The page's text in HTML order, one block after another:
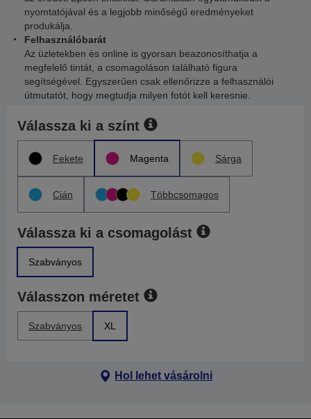
nyomtatójával és a legjobb minőségű eredményeket
produkálja.
Felhasználóbarát
Az üzletekben és online is gyorsan beazonosíthatja a
megfelelő tintát, a csomagoláson található figura
segítségével. Egyszerűen csak ellenőrizze a felhasználói
útmutatót, hogy megtudja milyen fotót kell keresnie.
Válassza ki a színt
Fekete Magenta Sárga
Cián Többcsomagos
Válassza ki a csomagolást
Szabványos
Válasszon méretet
Szabványos XL
Hol lehet vásárolni